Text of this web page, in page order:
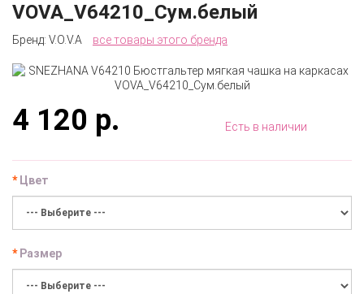
VOVA_V64210_Сум.белый
Бренд: V.O.V.A все товары этого бренда
4 120 р. Есть в наличии
Цвет
Размер